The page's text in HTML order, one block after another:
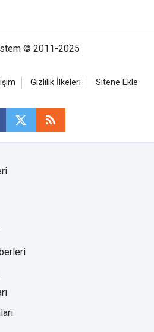
© 2011-2025
Gizlilik İlkeleri Sitene Ekle